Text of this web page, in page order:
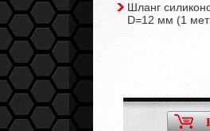
главный ATE
2107
7760
Шланг
D=12 мм (1